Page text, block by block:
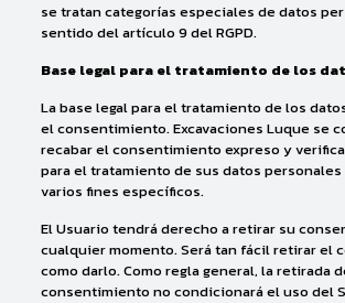
se tratan categorías especiales de datos
sentido del artículo 9 del RGPD.
Base legal para el tratamiento de los
La base legal para el tratamiento de los
el consentimiento. Excavaciones Luque se
recabar el consentimiento expreso y
para el tratamiento de sus datos personales
varios fines específicos.
El Usuario tendrá derecho a retirar su
cualquier momento. Será tan fácil retirar el
como darlo. Como regla general, la retirada
consentimiento no condicionará el uso del